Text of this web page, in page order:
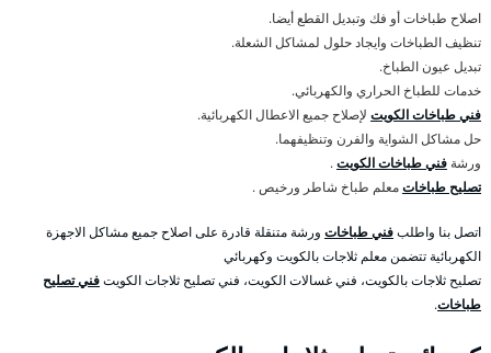
اصلاح طباخات أو فك وتبديل القطع أيضا.
تنظيف الطباخات وايجاد حلول لمشاكل الشعلة.
تبديل عيون الطباخ.
خدمات للطباخ الحراري والكهربائي.
فني طباخات الكويت لإصلاح جميع الاعطال الكهربائية.
حل مشاكل الشواية والفرن وتنظيفهما.
ورشة فني طباخات الكويت.
تصليح طباخاتمعلم طباخ شاطر ورخيص .
اتصل بنا واطلبفني طباخات ورشة متنقلة قادرة على اصلاح جميع مشاكل الاجهزة
الكهربائية تتضمن معلم ثلاجات بالكويت وكهربائي
تصليح ثلاجات بالكويت، فني غسالات الكويت، فني تصليح ثلاجات الكويتفني تصليح
طباخات.